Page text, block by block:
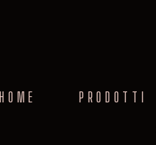
HOME PRODOTTI